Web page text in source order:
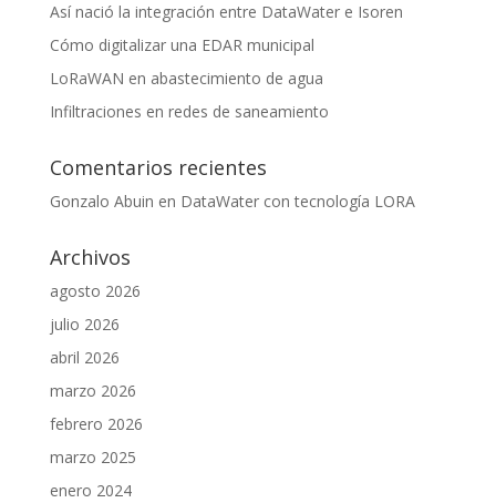
Así nació la integración entre DataWater e Isoren
Cómo digitalizar una EDAR municipal
LoRaWAN en abastecimiento de agua
Infiltraciones en redes de saneamiento
Comentarios recientes
Gonzalo Abuin en DataWater con tecnología LORA
Archivos
agosto 2026
julio 2026
abril 2026
marzo 2026
febrero 2026
marzo 2025
enero 2024